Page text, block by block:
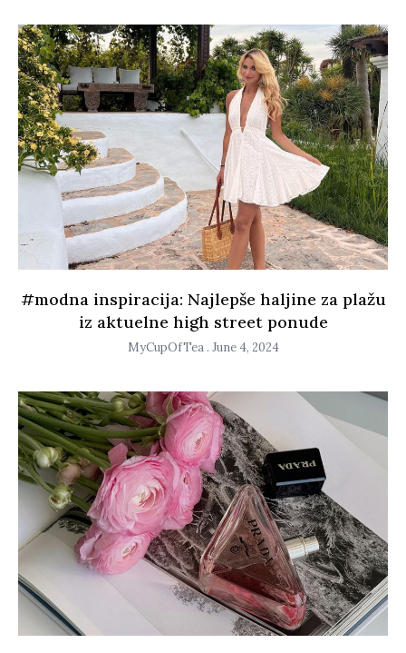
#modna inspiracija: Najlepše haljine za plažu
iz aktuelne high street ponude
MyCupOfTea June 4, 2024